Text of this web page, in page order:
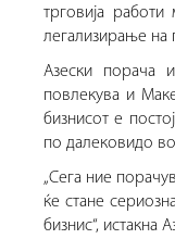
трговија
легализирање на
Азески порача
повлекува и
бизнисот е
по далековидо
„Сега ние
ќе стане
бизнис“, истакна